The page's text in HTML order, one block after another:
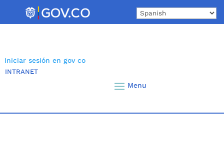
Iniciar sesión en gov co
INTRANET